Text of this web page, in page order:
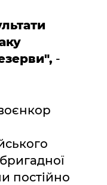
-
постійно